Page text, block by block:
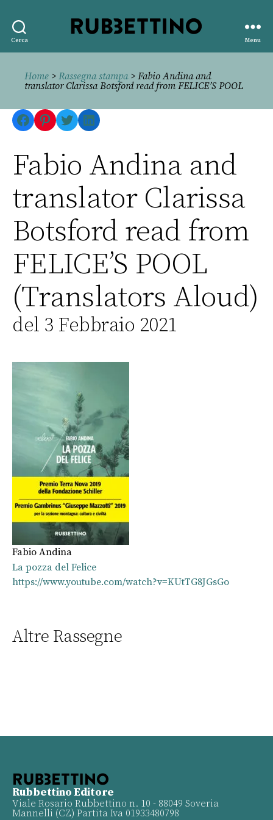
Cerca
editore
Menu
Home > Rassegna stampa> Fabio Andina and
translator Clarissa Botsford read from FELICE’S POOL
Facebook
Pinterest
TwitterLinkedIn
Fabio Andina and
translator Clarissa
Botsford read from
FELICE’S POOL
(Translators Aloud)
del 3 Febbraio 2021
Fabio Andina
La pozza del Felice
https://www.youtube.com/watch?v=KUtTG8JGsGo
Altre Rassegne
Rubbettino Editore
Viale Rosario Rubbettino n. 10 - 88049 Soveria
Mannelli (CZ) Partita Iva 01933480798